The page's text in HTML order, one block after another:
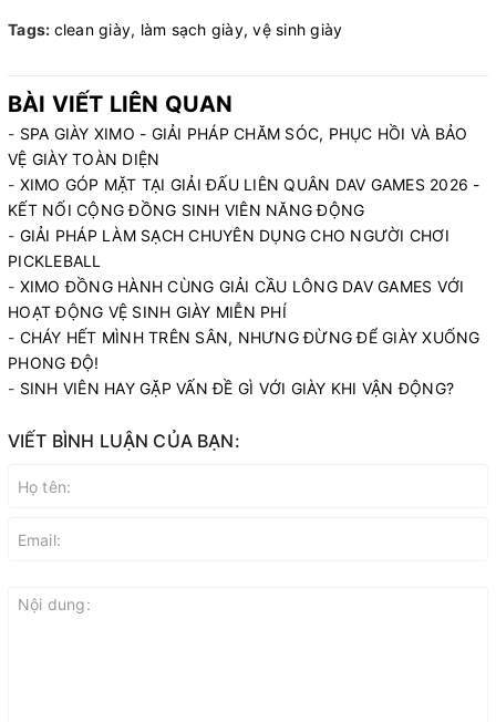
Tags: clean giày, làm sạch giày,vệ sinh giày
BÀI VIẾT LIÊN QUAN
- SPA GIÀY XIMO - GIẢI PHÁP CHĂM SÓC, PHỤC HỒI VÀ BẢO
VỆ GIÀY TOÀN DIỆN
- XIMO GÓP MẶT TẠI GIẢI ĐẤU LIÊN QUÂN DAV GAMES 2026 -
KẾT NỐI CỘNG ĐỒNG SINH VIÊN NĂNG ĐỘNG
- GIẢI PHÁP LÀM SẠCH CHUYÊN DỤNG CHO NGƯỜI CHƠI
PICKLEBALL
- XIMO ĐỒNG HÀNH CÙNG GIẢI CẦU LÔNG DAV GAMES VỚI
HOẠT ĐỘNG VỆ SINH GIÀY MIỄN PHÍ
- CHÁY HẾT MÌNH TRÊN SÂN, NHƯNG ĐỪNG ĐỂ GIÀY XUỐNG
PHONG ĐỘ!
- SINH VIÊN HAY GẶP VẤN ĐỀ GÌ VỚI GIÀY KHI VẬN ĐỘNG?
VIẾT BÌNH LUẬN CỦA BẠN: